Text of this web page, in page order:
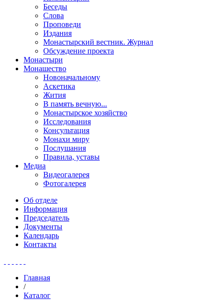
Беседы
Слова
Проповеди
Издания
Монастырский вестник. Журнал
Обсуждение проекта
Монастыри
Монашество
Новоначальному
Аскетика
Жития
В память вечную...
Монастырское хозяйство
Исследования
Консультация
Монахи миру
Послушания
Правила, уставы
Медиа
Видеогалерея
Фотогалерея
Об отделе
Информация
Председатель
Документы
Календарь
Контакты
Главная
/
Каталог